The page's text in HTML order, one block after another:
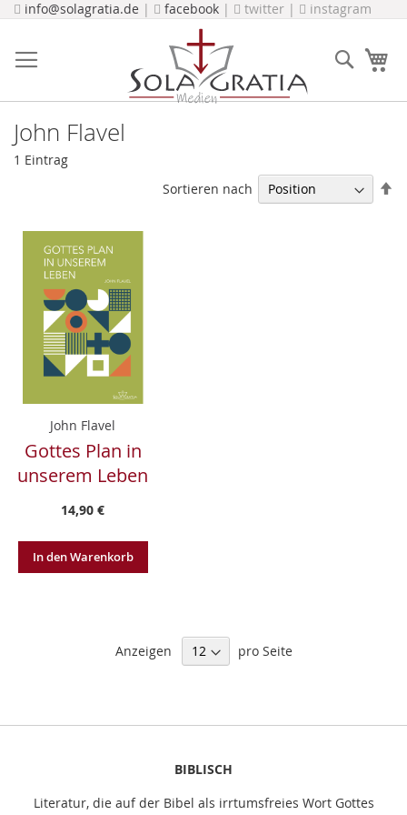
Direkt
info@solagratia.de | facebook | twitter | instagram
Suche
John Flavel
1 Eintrag
Sortieren nach
John Flavel
Gottes Plan in
unserem Leben
14,90 €
In den Warenkorb
Anzeigen pro Seite
BIBLISCH
Literatur, die auf der Bibel als irrtumsfreies Wort Gottes